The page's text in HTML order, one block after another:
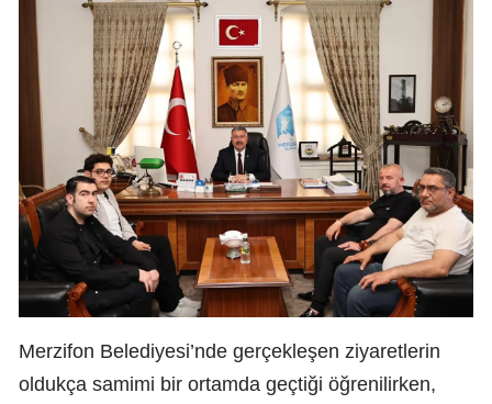
Merzifon Belediyesi’nde gerçekleşen ziyaretlerin
oldukça samimi bir ortamda geçtiği öğrenilirken,